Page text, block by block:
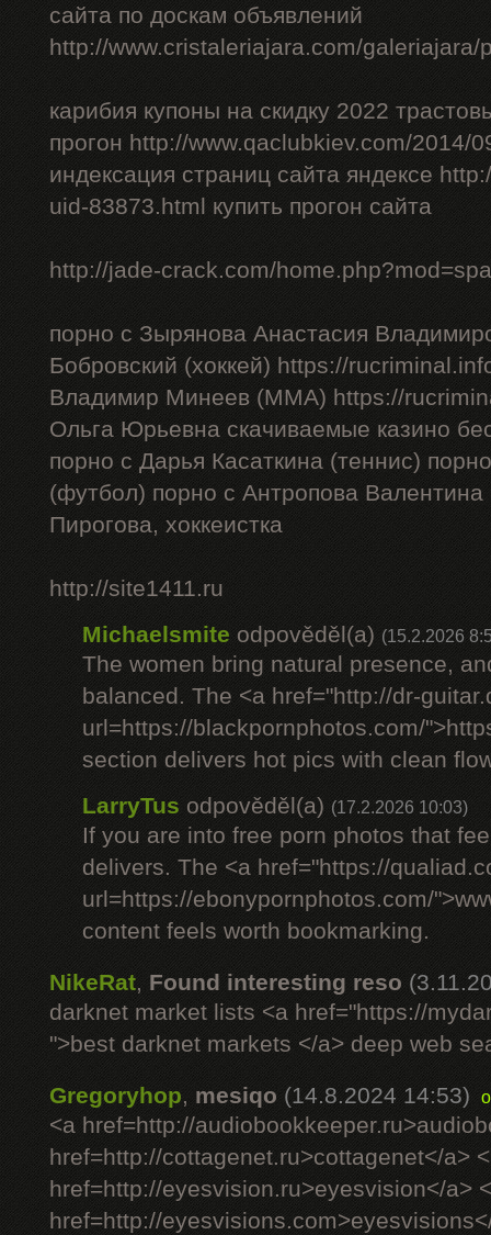
сайта по доскам объявлений
http://www.cristaleriajara.com/galeriajara/
карибия купоны на скидку 2022
прогон http://www.qaclubkiev.com/2014/
индексация страниц сайта яндексе
uid-83873.html купить прогон сайта
http://jade-crack.com/
порно с Зырянова Анастасия
Бобровский (хоккей) https://
Владимир Минеев (ММА) https://
Ольга Юрьевна скачиваемые казино
порно с Дарья Касаткина (теннис)
(футбол) порно с Антропова
Пирогова, хоккеистка
http://site1411.ru
Michaelsmite odpověděl(a) (15.2.2026
The women bring natural presence,
balanced. The <a href="http://dr-
url=https://blackpornphotos.com/
section delivers hot pics with clean
LarryTus odpověděl(a) (17.2.2026 10:03)
If you are into free porn photos that
delivers. The <a href="https://
url=https://ebonypornphotos.com/
content feels worth bookmarking.
NikeRat, Found interesting reso
darknet market lists <a href="https://
">best darknet markets </a> deep web
Gregoryhop, mesiqo (14.8.2024 14:53)
<a href=http://
href=http://cottagenet.ru>cottagenet</a>
href=http://eyesvision.ru>eyesvision</a>
href=http://